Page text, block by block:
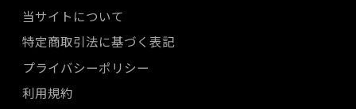
当サイトについて
特定商取引法に基づく表記
プライバシーポリシー
利用規約